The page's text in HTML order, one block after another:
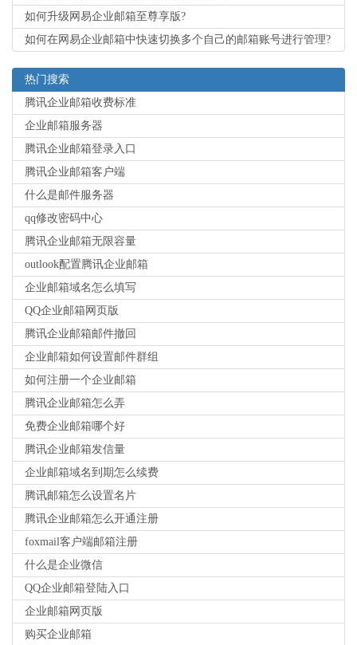
如何升级网易企业邮箱至尊享版?
如何在网易企业邮箱中快速切换多个自己的邮箱账号进行管理?
热门搜索
腾讯企业邮箱收费标准
企业邮箱服务器
腾讯企业邮箱登录入口
腾讯企业邮箱客户端
什么是邮件服务器
qq修改密码中心
腾讯企业邮箱无限容量
outlook配置腾讯企业邮箱
企业邮箱域名怎么填写
QQ企业邮箱网页版
腾讯企业邮箱邮件撤回
企业邮箱如何设置邮件群组
如何注册一个企业邮箱
腾讯企业邮箱怎么弄
免费企业邮箱哪个好
腾讯企业邮箱发信量
企业邮箱域名到期怎么续费
腾讯邮箱怎么设置名片
腾讯企业邮箱怎么开通注册
foxmail客户端邮箱注册
什么是企业微信
QQ企业邮箱登陆入口
企业邮箱网页版
购买企业邮箱